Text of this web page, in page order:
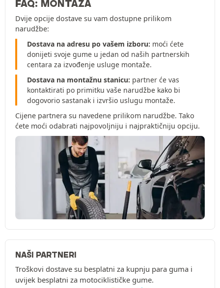
FAQ: MONTAŽA
Dvije opcije dostave su vam dostupne prilikom
narudžbe:
Dostava na adresu po vašem izboru: moći ćete
donijeti svoje gume u jedan od naših partnerskih
centara za izvođenje usluge montaže.
Dostava na montažnu stanicu: partner će vas
kontaktirati po primitku vaše narudžbe kako bi
dogovorio sastanak i izvršio uslugu montaže.
Cijene partnera su navedene prilikom narudžbe. Tako
ćete moći odabrati najpovoljniju i najpraktičniju opciju.
NAŠI PARTNERI
Troškovi dostave su besplatni za kupnju para guma i
uvijek besplatni za motociklističke gume.